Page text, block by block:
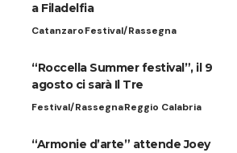
a Filadelfia
CatanzaroFestival/Rassegna
“Roccella Summer festival”, il 9
agosto ci sarà Il Tre
Festival/RassegnaReggio Calabria
“Armonie d’arte” attende Joey